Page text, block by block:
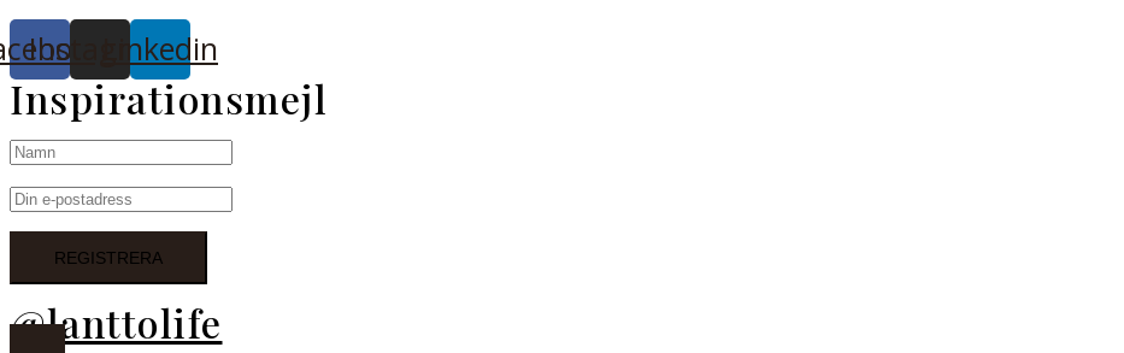
InstagramLinkedin
Inspirationsmejl
@lanttolife